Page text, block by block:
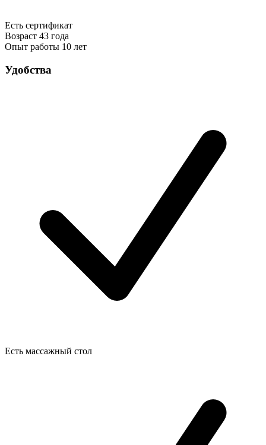
Есть сертификат
Возраст 43 года
Опыт работы 10 лет
Удобства
Есть массажный стол